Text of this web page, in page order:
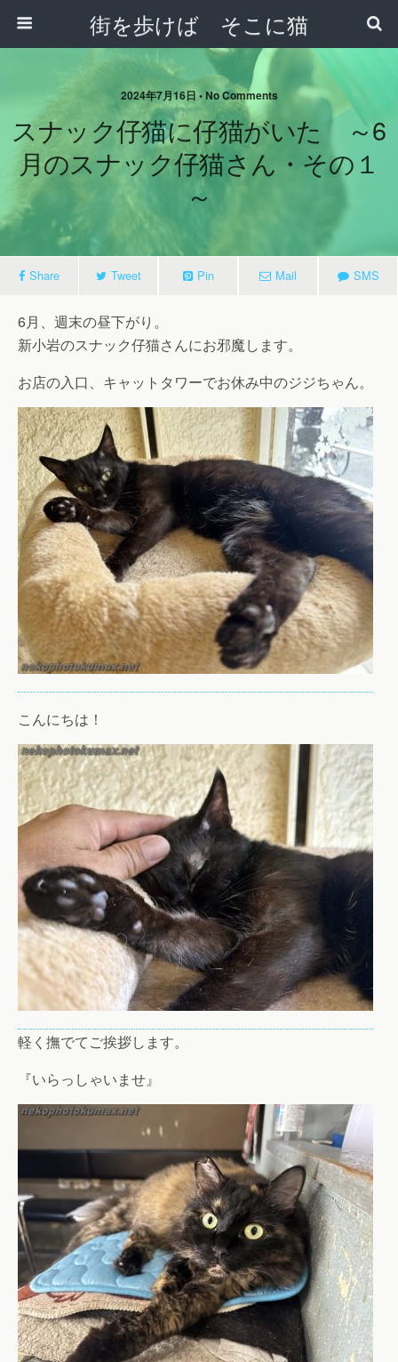
街を歩けば そこに猫
2024年7月16日 • No Comments
スナック仔猫に仔猫がいた ～6
月のスナック仔猫さん・その１
～
Share Tweet Pin Mail SMS
6月、週末の昼下がり。
新小岩のスナック仔猫さんにお邪魔します。
お店の入口、キャットタワーでお休み中のジジちゃん。
こんにちは！
軽く撫でてご挨拶します。
『いらっしゃいませ』